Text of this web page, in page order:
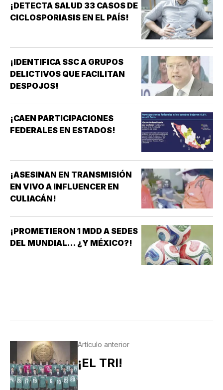
¡DETECTA SALUD 33 CASOS DE
CICLOSPORIASIS EN EL PAÍS!
¡IDENTIFICA SSC A GRUPOS
DELICTIVOS QUE FACILITAN
DESPOJOS!
¡CAEN PARTICIPACIONES
FEDERALES EN ESTADOS!
¡ASESINAN EN TRANSMISIÓN
EN VIVO A INFLUENCER EN
CULIACÁN!
¡PROMETIERON 1 MDD A SEDES
DEL MUNDIAL... ¿Y MÉXICO?!
Artículo anterior
¡EL TRI!